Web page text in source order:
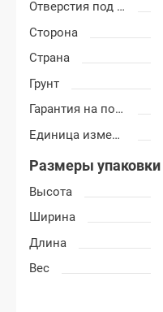
Отверстия под молдинг
Сторона
Страна
Грунт
Гарантия на покраску
Единица измерения
Размеры упаковки
Высота
Ширина
Длина
Вес